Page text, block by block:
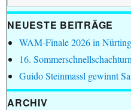
nach:
NEUESTE BEITRÄGE
WAM-Finale 2026 in
16.
Guido Steinmassl gewinnt
ARCHIV